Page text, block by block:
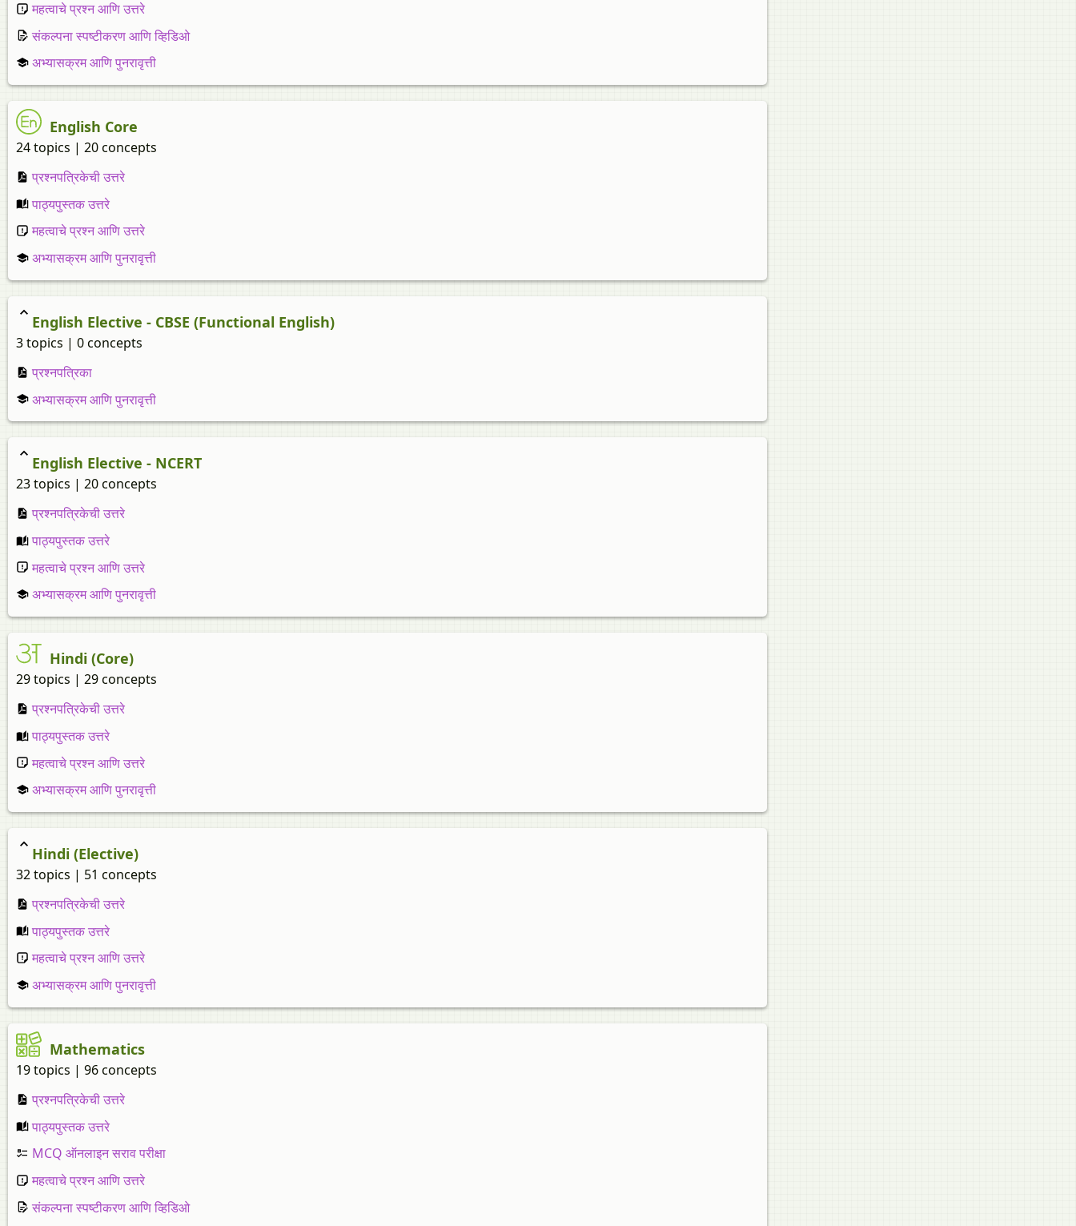
महत्वाचे प्रश्न आणि उत्तरे
संकल्पना स्पष्टीकरण आणि व्हिडिओ
अभ्यासक्रम आणि पुनरावृत्ती
English Core
24 topics | 20 concepts
प्रश्नपत्रिकेची उत्तरे
पाठ्यपुस्तक उत्तरे
महत्वाचे प्रश्न आणि उत्तरे
अभ्यासक्रम आणि पुनरावृत्ती
English Elective - CBSE (Functional English)
3 topics | 0 concepts
प्रश्नपत्रिका
अभ्यासक्रम आणि पुनरावृत्ती
English Elective - NCERT
23 topics | 20 concepts
प्रश्नपत्रिकेची उत्तरे
पाठ्यपुस्तक उत्तरे
महत्वाचे प्रश्न आणि उत्तरे
अभ्यासक्रम आणि पुनरावृत्ती
Hindi (Core)
29 topics | 29 concepts
प्रश्नपत्रिकेची उत्तरे
पाठ्यपुस्तक उत्तरे
महत्वाचे प्रश्न आणि उत्तरे
अभ्यासक्रम आणि पुनरावृत्ती
Hindi (Elective)
32 topics | 51 concepts
प्रश्नपत्रिकेची उत्तरे
पाठ्यपुस्तक उत्तरे
महत्वाचे प्रश्न आणि उत्तरे
अभ्यासक्रम आणि पुनरावृत्ती
Mathematics
19 topics | 96 concepts
प्रश्नपत्रिकेची उत्तरे
पाठ्यपुस्तक उत्तरे
MCQ ऑनलाइन सराव परीक्षा
महत्वाचे प्रश्न आणि उत्तरे
संकल्पना स्पष्टीकरण आणि व्हिडिओ